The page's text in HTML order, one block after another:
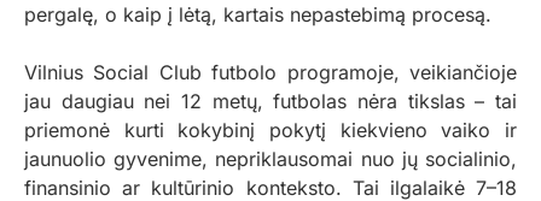
pergalę, o kaip į lėtą, kartais nepastebimą procesą.
Vilnius Social Club futbolo programoje, veikiančioje
jau daugiau nei 12 metų, futbolas nėra tikslas – tai
priemonė kurti kokybinį pokytį kiekvieno vaiko ir
jaunuolio gyvenime, nepriklausomai nuo jų socialinio,
finansinio ar kultūrinio konteksto. Tai ilgalaikė 7–18